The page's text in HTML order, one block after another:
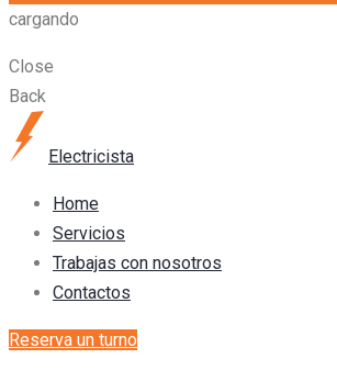
cargando
Close
Back
Electricista
Home
Servicios
Trabajas con nosotros
Contactos
Reserva un turno